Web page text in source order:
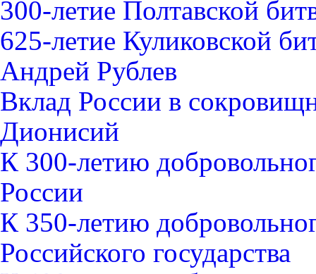
300-летие Полтавской
625-летие Куликовской
Андрей Рублев
Вклад России в
Дионисий
К 300-летию
России
К 350-летию
Российского государства